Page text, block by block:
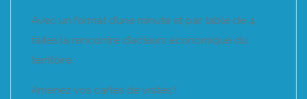
Avec un format d’une minute et par table de 4,
faites la rencontre d’acteurs économique du
territoire.
Amenez vos cartes de visites !